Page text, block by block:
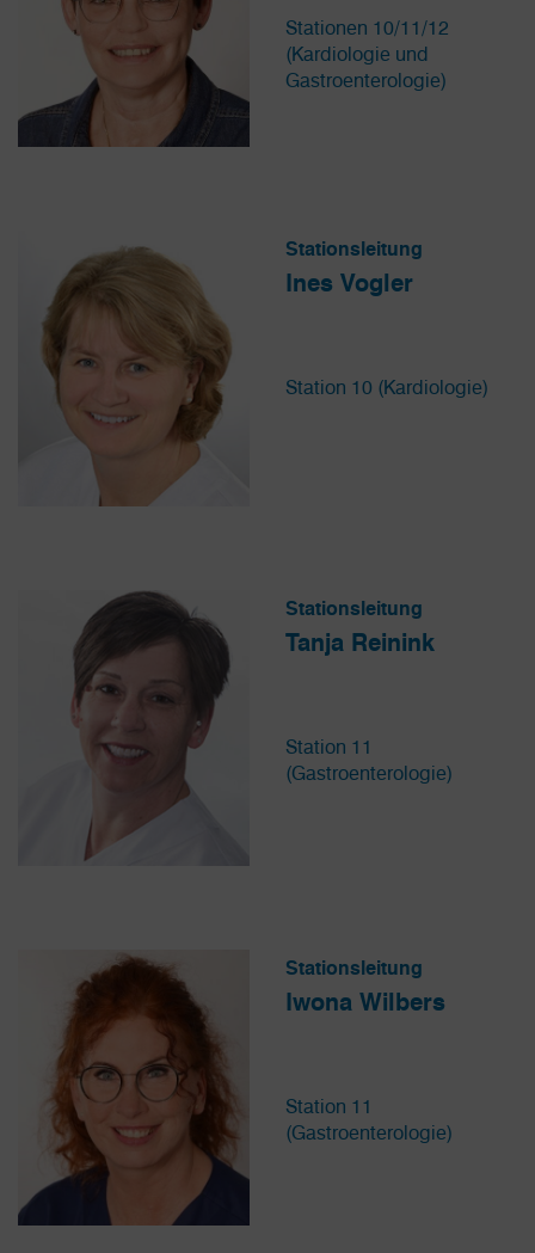
Stationen 10/11/12
(Kardiologie und
Gastroenterologie)
Stationsleitung
Ines Vogler
Station 10 (Kardiologie)
Stationsleitung
Tanja Reinink
Station 11
(Gastroenterologie)
Stationsleitung
Iwona Wilbers
Station 11
(Gastroenterologie)